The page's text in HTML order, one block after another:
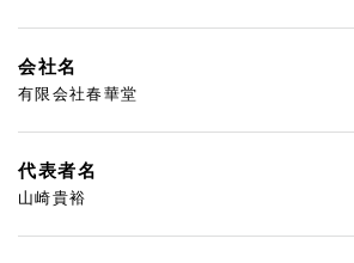
会社名
有限会社春華堂
代表者名
山崎貴裕